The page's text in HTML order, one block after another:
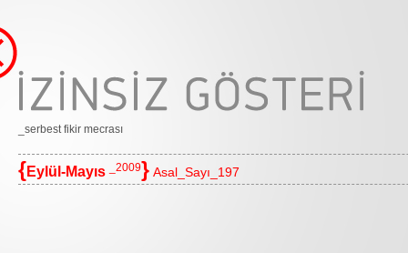
_serbest fikir mecrası
{Eylül-Mayıs _2009} Asal_Sayı_197